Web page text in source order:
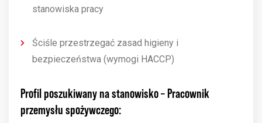
stanowiska pracy
Ściśle przestrzegać zasad higieny i
bezpieczeństwa (wymogi HACCP)
Profilposzukiwanynastanowisko –Pracownik
przemysłu spożywczego: